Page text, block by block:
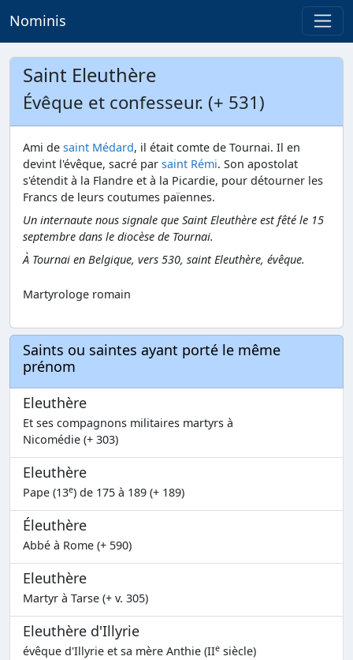
Nominis
Saint Eleuthère
Évêque et confesseur. (+ 531)
Ami de saint Médard, il était comte de Tournai. Il en
devint l'évêque, sacré par saint Rémi. Son apostolat
s'étendit à la Flandre et à la Picardie, pour détourner les
Francs de leurs coutumes païennes.
Un internaute nous signale que Saint Eleuthère est fêté le 15
septembre dans le diocèse de Tournai.
À Tournai en Belgique, vers 530, saint Eleuthère, évêque.
Martyrologe romain
Saints ou saintes ayant porté le même
prénom
Eleuthère
Et ses compagnons militaires martyrs à
Nicomédie (+ 303)
Eleuthère
Pape (13e) de 175 à 189 (+ 189)
Éleuthère
Abbé à Rome (+ 590)
Eleuthère
Martyr à Tarse (+ v. 305)
Eleuthère d'Illyrie
évêque d'Illyrie et sa mère Anthie (IIe siècle)